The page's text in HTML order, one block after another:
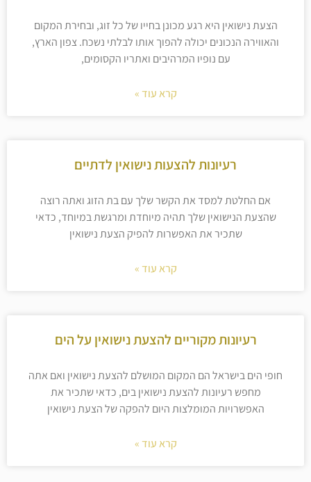
הצעת נישואין היא רגע מכונן בחייו של כל זוג, ובחירת המקום
והאווירה הנכונים יכולה להפוך אותו לבלתי נשכח. צפון הארץ,
עם נופיו המרהיבים ואתריו הקסומים,
קרא עוד »
רעיונות להצעות נישואין לדתיים
אם החלטת למסד את הקשר שלך עם בת הזוג ואתה רוצה
שהצעת הנישואין שלך תהיה מיוחדת ומרגשת במיוחד, כדאי
שתכיר את האפשרות להפיק הצעת נישואין
קרא עוד »
רעיונות מקוריים להצעת נישואין על הים
חופי הים בישראל הם המקום המושלם להצעת נישואין ואם אתה
מחפש רעיונות להצעת נישואין בים, כדאי שתכיר את
האפשרויות המומלצות היום להפקה של הצעת נישואין
קרא עוד »